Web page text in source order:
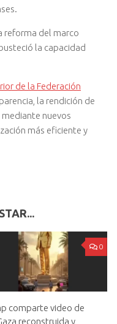
reforma del marco
la capacidad
de la Federación
la rendición de
nuevos
más eficiente y
0
comparte video de
reconstruida y